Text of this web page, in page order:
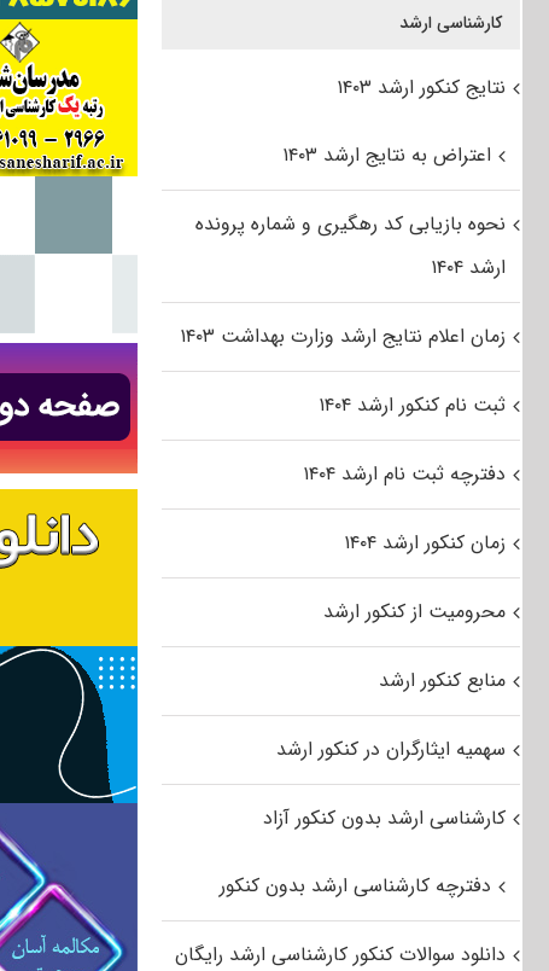
کارشناسی ارشد
نتایج کنکور ارشد ۱۴۰۳
اعتراض به نتایج ارشد ۱۴۰۳
نحوه بازیابی کد رهگیری و شماره پرونده
ارشد ۱۴۰۴
زمان اعلام نتایج ارشد وزارت بهداشت ۱۴۰۳
ثبت نام کنکور ارشد ۱۴۰۴
دفترچه ثبت نام ارشد ۱۴۰۴
زمان کنکور ارشد ۱۴۰۴
محرومیت از کنکور ارشد
منابع کنکور ارشد
سهمیه ایثارگران در کنکور ارشد
کارشناسی ارشد بدون کنکور آزاد
دفترچه کارشناسی ارشد بدون کنکور
دانلود سوالات کنکور کارشناسی ارشد رایگان